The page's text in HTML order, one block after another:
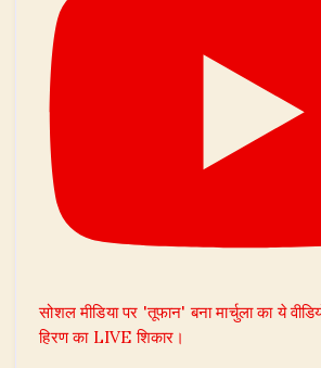
सोशल मीडिया पर 'तूफान' बना मार्चुला का ये
हिरण का LIVE शिकार।